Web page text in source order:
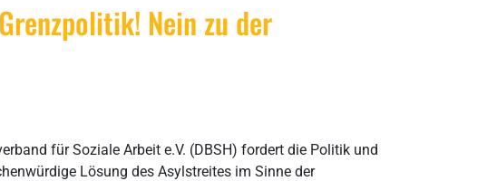
Nein zu der
für Soziale Arbeit e.V. (DBSH) fordert die Politik und
Lösung des Asylstreites im Sinne der